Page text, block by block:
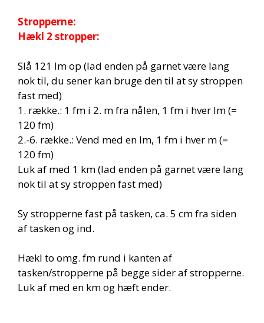
Stropperne:
Hækl 2 stropper:
Slå 121 lm op (lad enden på garnet være lang
nok til, du sener kan bruge den til at sy stroppen
fast med)
1. række.: 1 fm i 2. m fra nålen, 1 fm i hver lm (=
120 fm)
2.-6. række.: Vend med en lm, 1 fm i hver m (=
120 fm)
Luk af med 1 km (lad enden på garnet være lang
nok til at sy stroppen fast med)
Sy stropperne fast på tasken, ca. 5 cm fra siden
af tasken og ind.
Hækl to omg. fm rund i kanten af
tasken/stropperne på begge sider af stropperne.
Luk af med en km og hæft ender.